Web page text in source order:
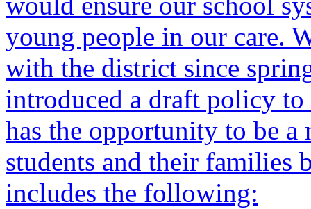
young people in our care.
with the district since
introduced a draft policy to
has the opportunity to be
students and their
includes the following: